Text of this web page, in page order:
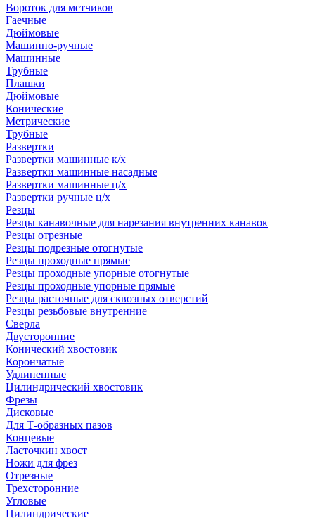
Вороток для метчиков
Гаечные
Дюймовые
Машинно-ручные
Машинные
Трубные
Плашки
Дюймовые
Конические
Метрические
Трубные
Развертки
Развертки машинные к/х
Развертки машинные насадные
Развертки машинные ц/х
Развертки ручные ц/х
Резцы
Резцы канавочные для нарезания внутренних канавок
Резцы отрезные
Резцы подрезные отогнутые
Резцы проходные прямые
Резцы проходные упорные отогнутые
Резцы проходные упорные прямые
Резцы расточные для сквозных отверстий
Резцы резьбовые внутренние
Сверла
Двусторонние
Конический хвостовик
Корончатые
Удлиненные
Цилиндрический хвостовик
Фрезы
Дисковые
Для Т-образных пазов
Концевые
Ласточкин хвост
Ножи для фрез
Отрезные
Трехсторонние
Угловые
Цилиндрические